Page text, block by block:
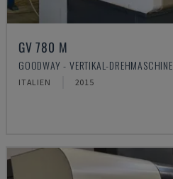
GV 780 M
GOODWAY - VERTIKAL-DREHMASCHINE
ITALIEN 2015